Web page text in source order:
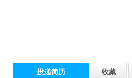
投递简历 收藏